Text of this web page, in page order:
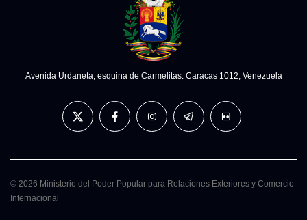
Avenida Urdaneta, esquina de Carmelitas. Caracas 1012, Venezuela
© 2026 Ministerio del Poder Popular para Relaciones Exteriores y Comercio
Internacional